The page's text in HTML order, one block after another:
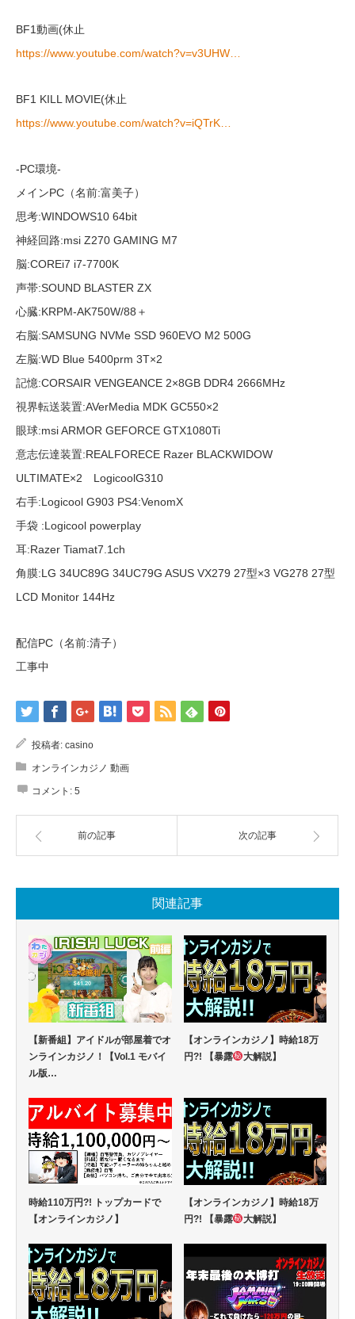
BF1動画(休止
https://www.youtube.com/watch?v=v3UHW…
BF1 KILL MOVIE(休止
https://www.youtube.com/watch?v=iQTrK…
-PC環境-
メインPC（名前:富美子）
思考:WINDOWS10 64bit
神経回路:msi Z270 GAMING M7
脳:COREi7 i7-7700K
声帯:SOUND BLASTER ZX
心臓:KRPM-AK750W/88＋
右脳:SAMSUNG NVMe SSD 960EVO M2 500G
左脳:WD Blue 5400prm 3T×2
記憶:CORSAIR VENGEANCE 2×8GB DDR4 2666MHz
視界転送装置:AVerMedia MDK GC550×2
眼球:msi ARMOR GEFORCE GTX1080Ti
意志伝達装置:REALFORECE Razer BLACKWIDOW
ULTIMATE×2 LogicoolG310
右手:Logicool G903 PS4:VenomX
手袋 :Logicool powerplay
耳:Razer Tiamat7.1ch
角膜:LG 34UC89G 34UC79G ASUS VX279 27型×3 VG278 27型
LCD Monitor 144Hz
配信PC（名前:清子）
工事中
投稿者: casino
オンラインカジノ 動画
コメント: 5
前の記事 次の記事
関連記事
【新番組】アイドルが部屋着でオ
ンラインカジノ！【Vol.1 モバイ
ル版…
【オンラインカジノ】時給18万
円?! 【暴露
大解説】
時給110万円?! トップカードで
【オンラインカジノ】
【オンラインカジノ】時給18万
円?! 【暴露
大解説】